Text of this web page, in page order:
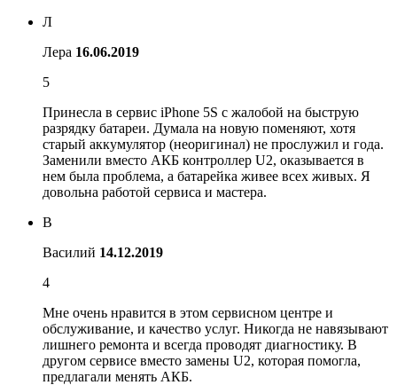
Л
Лера 16.06.2019
5
Принесла в сервис iPhone 5S с жалобой на быструю
разрядку батареи. Думала на новую поменяют, хотя
старый аккумулятор (неоригинал) не прослужил и года.
Заменили вместо АКБ контроллер U2, оказывается в
нем была проблема, а батарейка живее всех живых. Я
довольна работой сервиса и мастера.
В
Василий 14.12.2019
4
Мне очень нравится в этом сервисном центре и
обслуживание, и качество услуг. Никогда не навязывают
лишнего ремонта и всегда проводят диагностику. В
другом сервисе вместо замены U2, которая помогла,
предлагали менять АКБ.